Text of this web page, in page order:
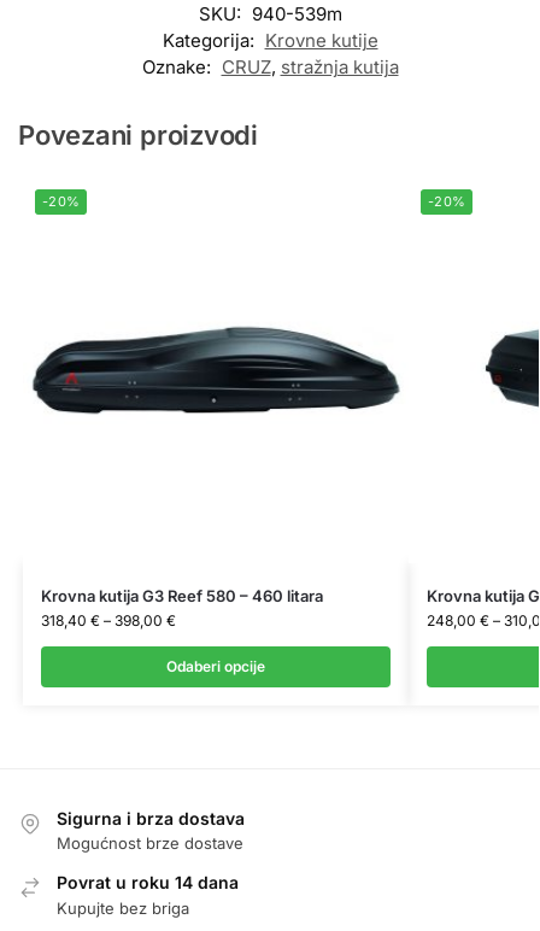
SKU: 940-539m
Kategorija: Krovne kutije
Oznake: CRUZ, stražnja kutija
Povezani proizvodi
-20%
Krovna kutija G3 Reef 580 – 460 litara
318,40 € – 398,00 €
Odaberi opcije
-20%
Krovna kutija
248,00 € –
Sigurna i brza dostava
Mogućnost brze dostave
Povrat u roku 14 dana
Kupujte bez briga